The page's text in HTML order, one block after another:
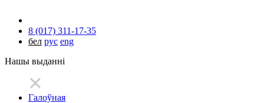
8 (017) 311-17-35
бел рус eng
Нашы выданні
Галоўная